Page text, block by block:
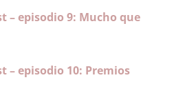
– episodio 9: Mucho que
– episodio 10: Premios